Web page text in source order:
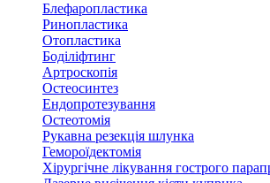
Блефаропластика
Ринопластика
Отопластика
Боділіфтинг
Артроскопія
Остеосинтез
Ендопротезування
Остеотомія
Рукавна резекція шлунка
Гемороїдектомія
Хірургічне лікування гострого